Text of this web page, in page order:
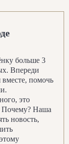
больше 3
Впереди
вместе, помочь
это
Почему? Наша
новость,